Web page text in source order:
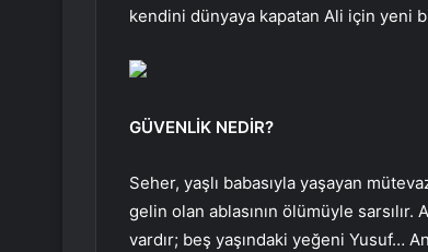
kendini dünyaya kapatan Ali için yeni
GÜVENLİK NEDİR?
Seher, yaşlı babasıyla yaşayan
gelin olan ablasının ölümüyle
vardır; beş yaşındaki yeğeni Yusuf…